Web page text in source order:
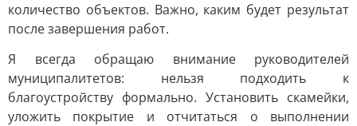
количество объектов. Важно, каким будет результат
после завершения работ.
Я всегда обращаю внимание руководителей
муниципалитетов: нельзя подходить к
благоустройству формально. Установить скамейки,
уложить покрытие и отчитаться о выполнении